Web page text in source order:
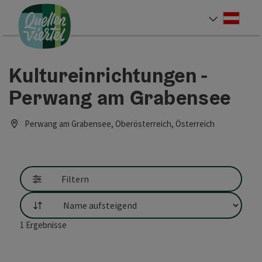
Zum Inhalt
Zur Navigation
Zum Seitenanfang
Kultureinrichtungen -
Perwang am Grabensee
Perwang am Grabensee, Oberösterreich, Österreich
Filtern
Sortierung
1 Ergebnisse